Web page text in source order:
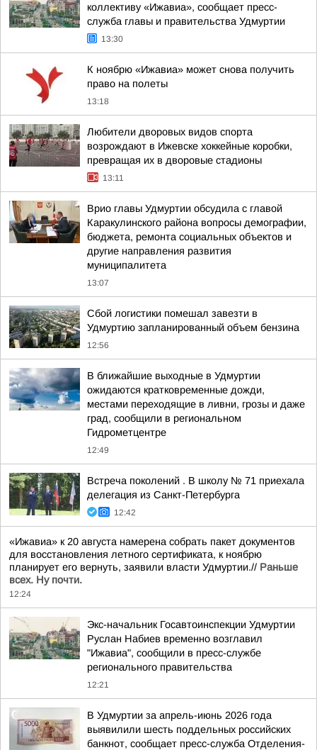
коллективу «Ижавиа», сообщает пресс-
служба главы и правительства Удмуртии
13:30
К ноябрю «Ижавиа» может снова получить
право на полеты
13:18
Любители дворовых видов спорта
возрождают в Ижевске хоккейные коробки,
превращая их в дворовые стадионы
13:11
Врио главы Удмуртии обсудила с главой
Каракулинского района вопросы демографии,
бюджета, ремонта социальных объектов и
другие направления развития
муниципалитета
13:07
Сбой логистики помешал завезти в
Удмуртию запланированный объем бензина
12:56
В ближайшие выходные в Удмуртии
ожидаются кратковременные дожди,
местами переходящие в ливни, грозы и даже
град, сообщили в региональном
Гидрометцентре
12:49
Встреча поколений . В школу № 71 приехала
делегация из Санкт-Петербурга
12:42
«Ижавиа» к 20 августа намерена собрать пакет документов
для восстановления летного сертификата, к ноябрю
планирует его вернуть, заявили власти Удмуртии.// Раньше
всех. Ну почти.
12:24
Экс-начальник Госавтоинспекции Удмуртии
Руслан Набиев временно возглавил
"Ижавиа", сообщили в пресс-службе
регионального правительства
12:21
В Удмуртии за апрель-июнь 2026 года
выявилили шесть поддельных российских
банкнот, сообщает пресс-служба Отделения-